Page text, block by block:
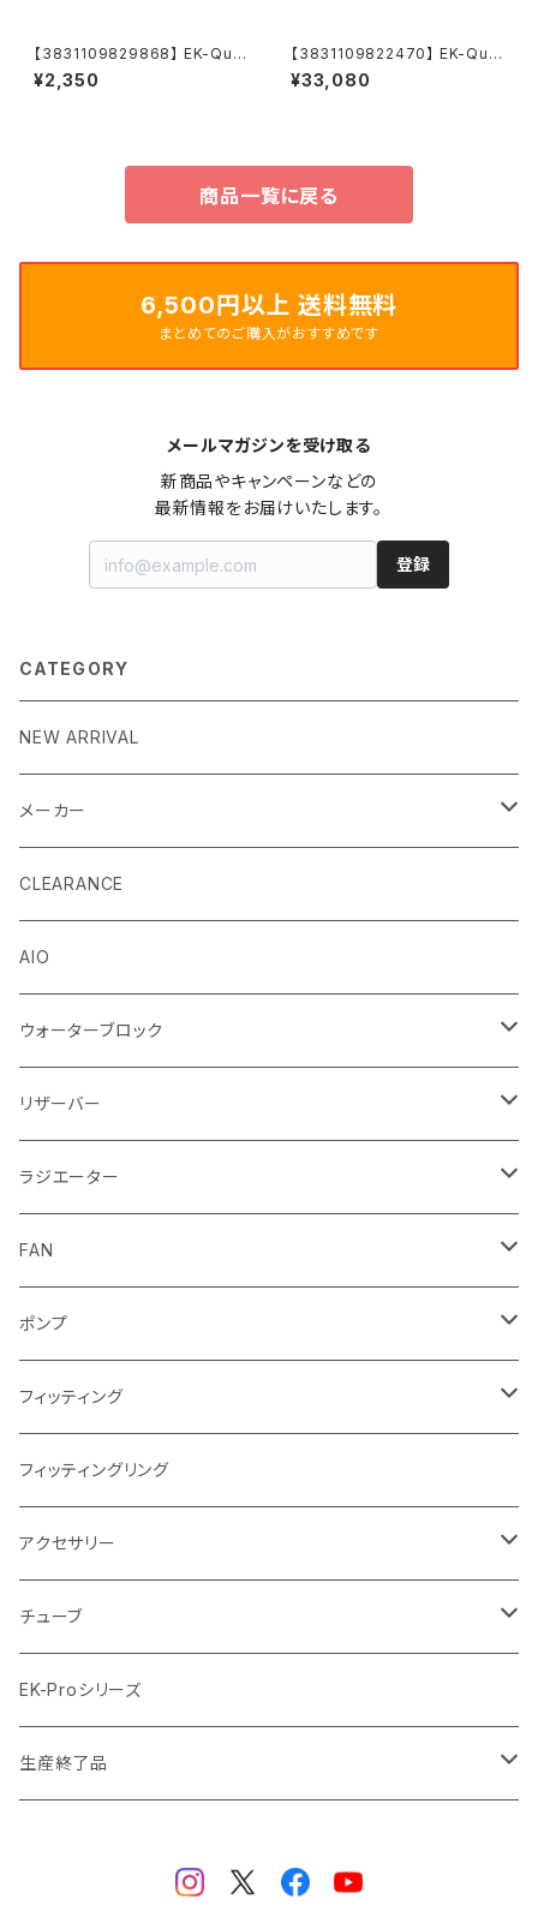
【3831109829868】 EK-Qua
ntum Torque Splitter 3F T
- Satin Titanium
¥2,350
【3831109822470】 EK-Qua
ntum Kinetic TBE 200 D5 B
ody D-RGB - Acetal
¥33,080
商品一覧に戻る
6,500円以上 送料無料
まとめてのご購入がおすすめです
メールマガジンを受け取る
新商品やキャンペーンなどの
最新情報をお届けいたします。
登録
CATEGORY
NEW ARRIVAL
メーカー
EK by LM Tek
Stealkey Customs (coming soon)
CLEARANCE
AIO
ウォーターブロック
CPUウォーターブロック
Intel
AMD
GPUウォーターブロック
NVIDIA
AMD
モノブロック
リザーバー
EK-RESチューブ（交換用）
EK-D5 Series
ディストロプレート
ラジエーター
ラジエーターサイズ240mm
ラジエーターサイズ280mm
ラジエーターサイズ360mm
ラジエーターサイズ420mm
ラジエーターサイズ480mm
ラジエーターサイズ560mm
FAN
FANサイズ120mm
FANサイズ140mm
ポンプ
ディストロプレート
フィッティング
ニッケル Nickel
サテンチタン SatinTitan
ブラック Black
ブラックニッケル BlackNickel
ゴールド Gold
フィッティングリング
アクセサリー
クーラント
マウスパッド
ツール
チューブ
材質
ハード（PETG）
サイズ（OD:外径 / ID:内径）
EK-Proシリーズ
生産終了品